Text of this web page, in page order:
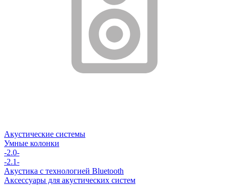
Акустические системы
Умные колонки
-2.0-
-2.1-
Акустика с технологией Bluetooth
Аксессуары для акустических систем